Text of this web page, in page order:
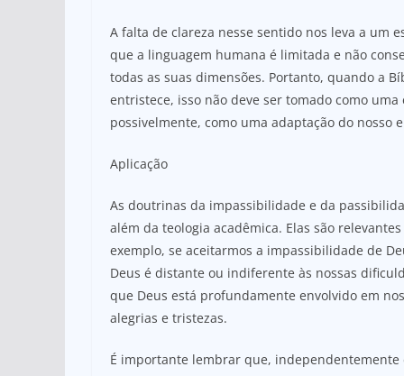
A falta de clareza nesse sentido nos leva a um
que a linguagem humana é limitada e não
todas as suas dimensões. Portanto, quando a
entristece, isso não deve ser tomado como
possivelmente, como uma adaptação do
Aplicação
As doutrinas da impassibilidade e da
além da teologia acadêmica. Elas são
exemplo, se aceitarmos a impassibilidade de
Deus é distante ou indiferente às nossas
que Deus está profundamente envolvido em
alegrias e tristezas.
É importante lembrar que, independentemente